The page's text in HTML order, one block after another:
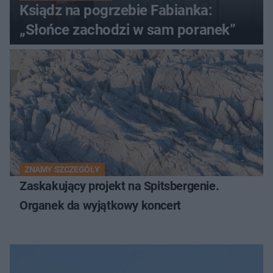
Ksiądz na pogrzebie Fabianka:
„Słońce zachodzi w sam poranek”
ZNAMY SZCZEGÓŁY
Zaskakujący projekt na Spitsbergenie.
Organek da wyjątkowy koncert